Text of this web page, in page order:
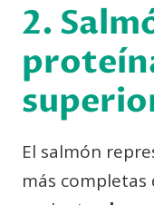
2.
El salmón
más